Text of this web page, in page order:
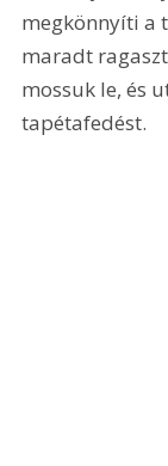
megkönnyíti a
maradt
mossuk le, és
tapétafedést.